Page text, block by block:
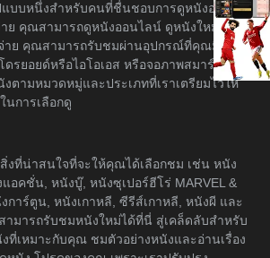
บบหนึ่งสำหรับคนที่ชื่นชอบการดูหนังอย่างมี
ย คุณสามารถดูหนังออนไลน์ ดูหนังใหม่ได้
จ่าย คุณสามารถรับชมผ่านอุปกรณ์ที่คุณมีอยู่
รยอยด์หรือไอโอเอส หรือจอภาพสมาร์ททีวี
ตามหมวดหมู่และประเภทที่เราเตรียมไว้ให้
นการเลือกดู
งที่น่าสนใจที่จะให้คุณได้เลือกชม เช่น หนัง
อคชั่น, หนังบู๊, หนังซุเปอร์ฮีโร่ MARVEL &
การ์ตูน, หนังเกาหลี, ซีรีส์เกาหลี, หนังผี และ
มารถรับชมหนังใหม่ได้ที่นี่ สู่เคล็ดลับสำหรับ
ที่เหมาะกับคุณ ชมตัวอย่างหนังและอ่านเรื่อง